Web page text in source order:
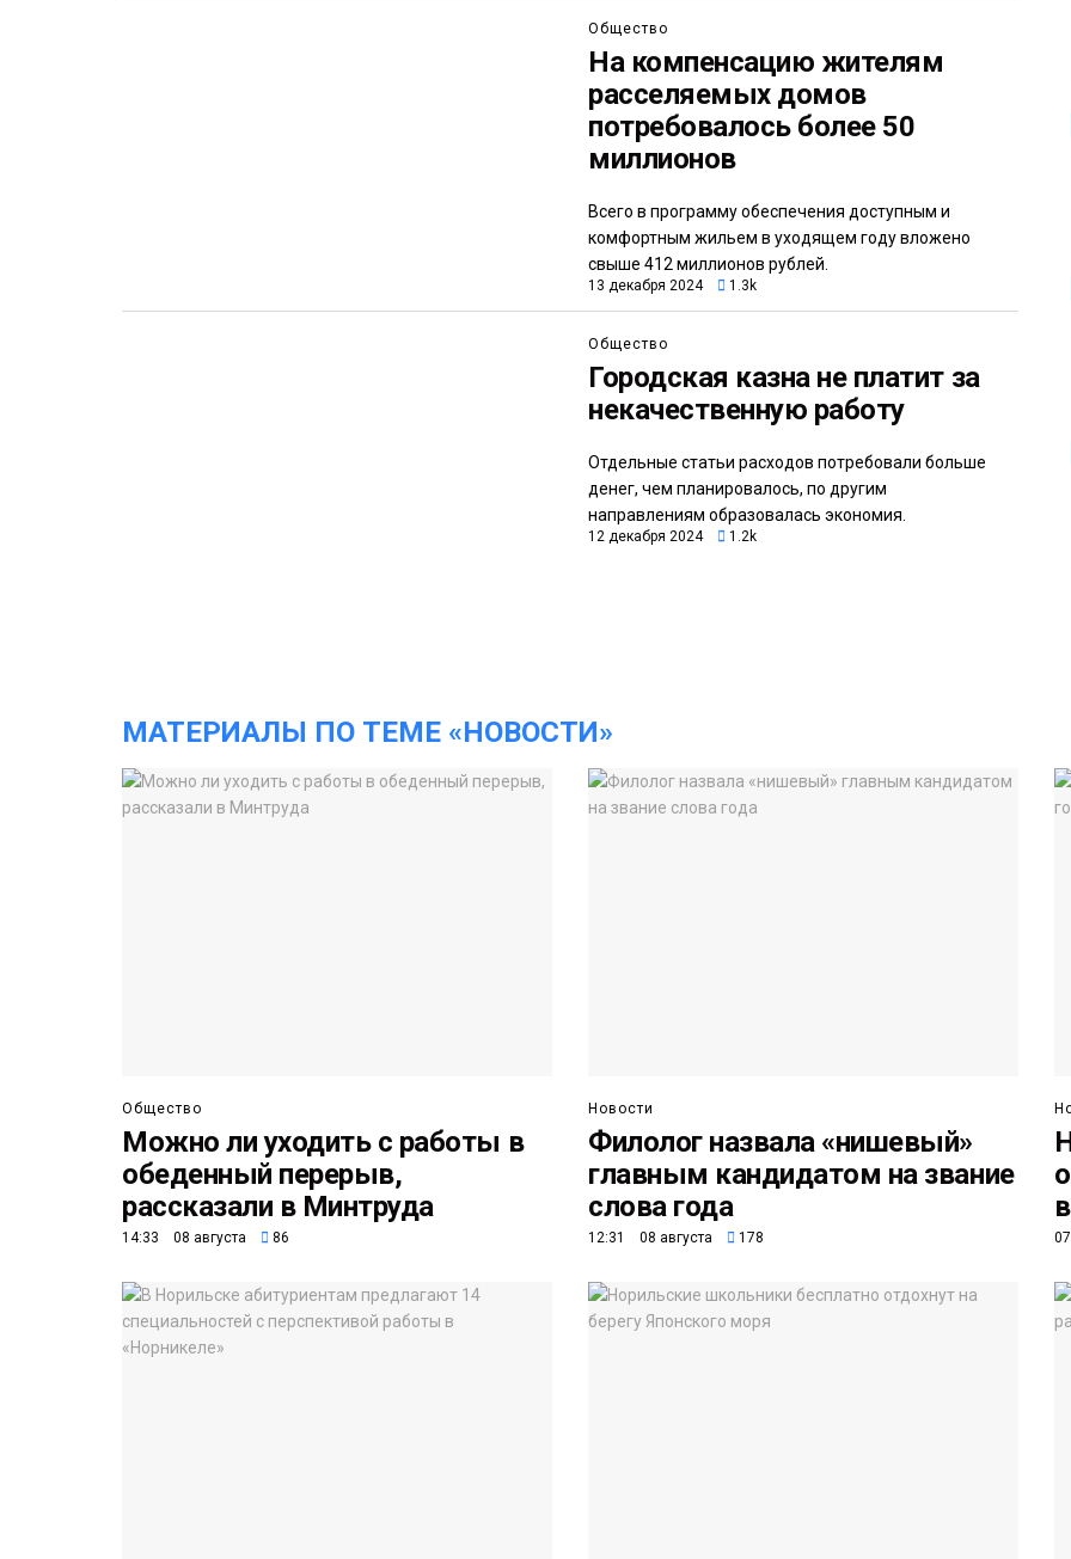
Общество
На компенсацию жителям
расселяемых домов
потребовалось более 50
миллионов
Всего в программу обеспечения доступным и
комфортным жильем в уходящем году вложено
свыше 412 миллионов рублей.
13 декабря 2024 1.3k
Общество
Городская казна не платит за
некачественную работу
Отдельные статьи расходов потребовали больше
денег, чем планировалось, по другим
направлениям образовалась экономия.
12 декабря 2024 1.2k
МАТЕРИАЛЫ ПО ТЕМЕ «НОВОСТИ»
Общество
Можно ли уходить с работы в
обеденный перерыв,
рассказали в Минтруда
14:33 08 августа 86
Новости
Филолог назвала «нишевый»
главным кандидатом на звание
слова года
12:31 08 августа 178